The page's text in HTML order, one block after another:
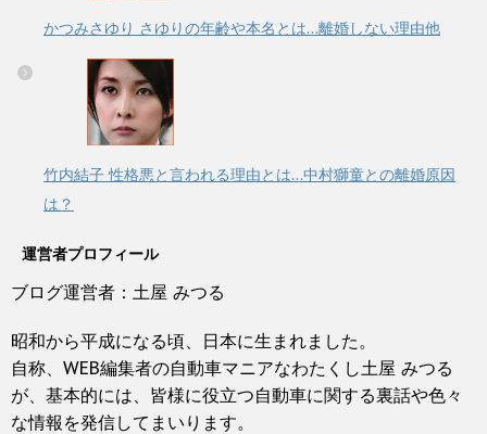
かつみさゆり さゆりの年齢や本名とは…離婚しない理由他
竹内結子 性格悪と言われる理由とは…中村獅童との離婚原因
は？
運営者プロフィール
ブログ運営者：土屋 みつる
昭和から平成になる頃、日本に生まれました。
自称、WEB編集者の自動車マニアなわたくし土屋 みつる
が、基本的には、皆様に役立つ自動車に関する裏話や色々
な情報を発信してまいります。